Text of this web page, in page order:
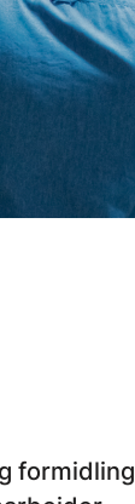
formidling